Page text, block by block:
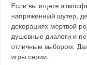
Если вы ищете
напряженный шутер,
декорациях мертвой
душевные диалоги и
отличным выбором.
игры серии.